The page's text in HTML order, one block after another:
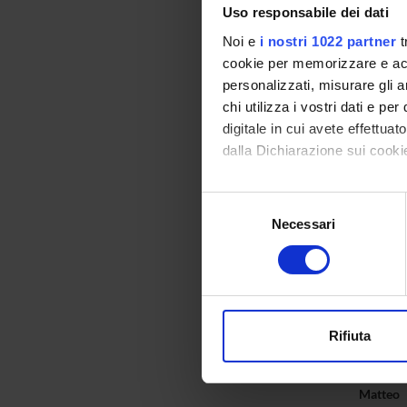
Uso responsabile dei dati
Noi e i nostri 1022 partner
cookie per memorizzare e
personalizzati, misurare gli
chi utilizza i vostri dati e per
digitale in cui avete
dalla Dichiarazione sui
Con il tuo consenso,
raccogliere
digitali).
modificare o ritirare il tuo
di analisi dei dati web,
Necessari
Rifiuta
Vittorio
Anna
Stefano
Matteo